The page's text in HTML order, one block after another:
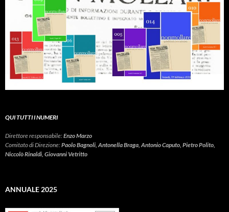
QUI TUTTI I NUMERI
Direttore responsabile:Enzo Marzo
Comitato di Direzione:Paolo Bagnoli, Antonella Braga, Antonio Caputo, Pietro Polito,
Niccolò Rinaldi, Giovanni Vetritto
ANNUALE 2025